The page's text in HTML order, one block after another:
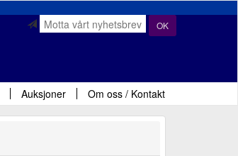
OK
Auksjoner Om oss / Kontakt